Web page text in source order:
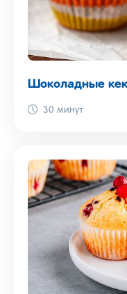
Шоколадные
30 минут